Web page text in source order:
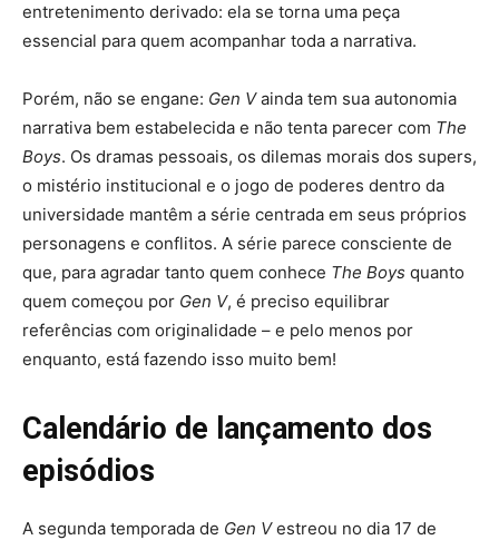
entretenimento derivado: ela se torna uma peça
essencial para quem acompanhar toda a narrativa.
Porém, não se engane: Gen Vainda tem sua autonomia
narrativa bem estabelecida e não tenta parecer com The
Boys. Os dramas pessoais, os dilemas morais dos supers,
o mistério institucional e o jogo de poderes dentro da
universidade mantêm a série centrada em seus próprios
personagens e conflitos. A série parece consciente de
que, para agradar tanto quem conhece The Boys quanto
quem começou por Gen V, é preciso equilibrar
referências com originalidade – e pelo menos por
enquanto, está fazendo isso muito bem!
Calendário de lançamento dos
episódios
A segunda temporada de Gen Vestreou no dia 17 de